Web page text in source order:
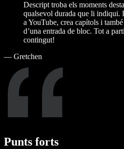
Descript troba els moments
qualsevol durada que li indiqui.
a YouTube, crea capítols i
d’una entrada de bloc. Tot a
contingut!
— Gretchen
Punts forts